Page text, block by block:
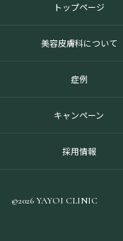
トップページ
美容皮膚科について
症例
キャンペーン
採用情報
©2026 YAYOI CLINIC